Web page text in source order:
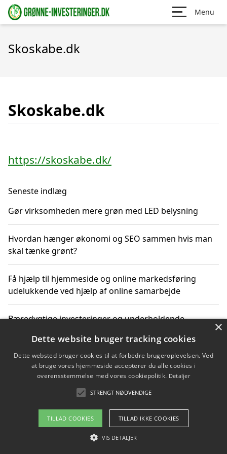
Menu
Skoskabe.dk
Skoskabe.dk
https://skoskabe.dk/
Seneste indlæg
Gør virksomheden mere grøn med LED belysning
Hvordan hænger økonomi og SEO sammen hvis man
skal tænke grønt?
Få hjælp til hjemmeside og online markedsføring
udelukkende ved hjælp af online samarbejde
Bæredygtige investeringer og underholdende
Sådan kan online møder for virksomheder fremme
grønne investeringer
Copyright 2026 - Pilanto Aps
Om / kontakt
×
Dette website bruger tracking cookies
Dette websted bruger cookies til at forbedre brugeroplevelsen. Ved
at bruge vores hjemmeside accepterer du alle cookies i
overensstemmelse med vores cookiepolitik. Detaljer
STRENGT NØDVENDIGE
TILLAD COOKIES TILLAD IKKE COOKIES
VIS DETALJER